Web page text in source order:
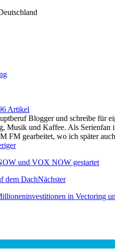
Artikel
Blogger und schreibe für
Musik und Kaffee. Als Serienfan
FM gearbeitet, wo ich später
und VOX NOW gestartet
Nächster
in Vectoring